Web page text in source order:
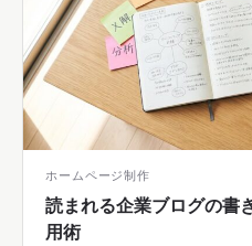
ホームページ制作
読まれる企業ブログの書
用術